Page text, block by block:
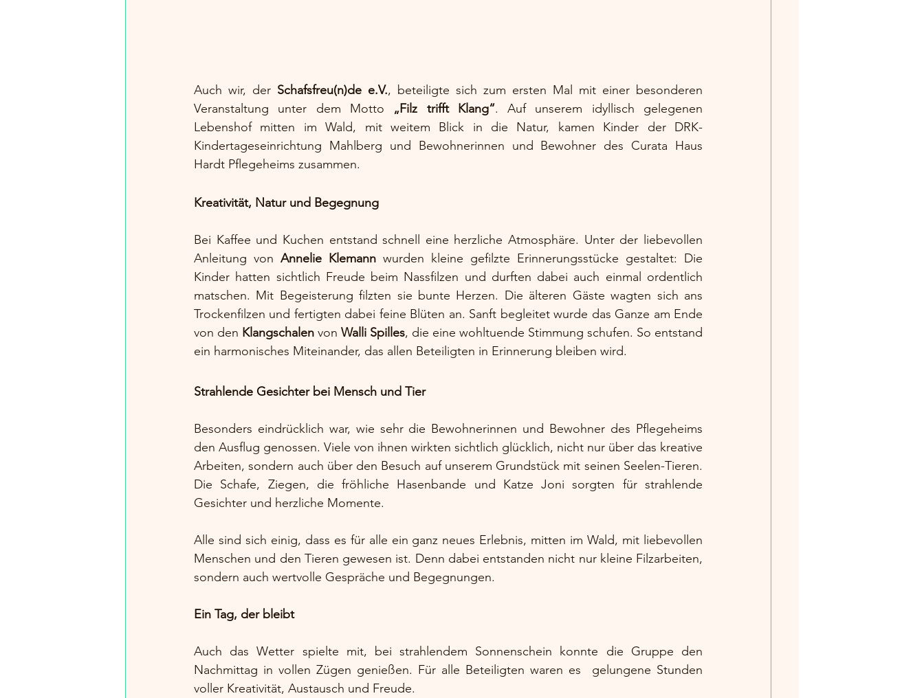
Auch wir, der Schafsfreu(n)de e.V., beteiligte sich zum ersten Mal mit einer besonderen
Veranstaltung unter dem Motto „Filz trifft Klang“. Auf unserem idyllisch gelegenen
Lebenshof mitten im Wald, mit weitem Blick in die Natur, kamen Kinder der DRK-
Kindertageseinrichtung Mahlberg und Bewohnerinnen und Bewohner des Curata Haus
Hardt Pflegeheims zusammen.
Kreativität, Natur und Begegnung
Bei Kaffee und Kuchen entstand schnell eine herzliche Atmosphäre. Unter der liebevollen
Anleitung von Annelie Klemann wurden kleine gefilzte Erinnerungsstücke gestaltet: Die
Kinder hatten sichtlich Freude beim Nassfilzen und durften dabei auch einmal ordentlich
matschen. Mit Begeisterung filzten sie bunte Herzen. Die älteren Gäste wagten sich ans
Trockenfilzen und fertigten dabei feine Blüten an. Sanft begleitet wurde das Ganze am Ende
von den Klangschalen von Walli Spilles, die eine wohltuende Stimmung schufen. So entstand
ein harmonisches Miteinander, das allen Beteiligten in Erinnerung bleiben wird.
Strahlende Gesichter bei Mensch und Tier
Besonders eindrücklich war, wie sehr die Bewohnerinnen und Bewohner des Pflegeheims
den Ausflug genossen. Viele von ihnen wirkten sichtlich glücklich, nicht nur über das kreative
Arbeiten, sondern auch über den Besuch auf unserem Grundstück mit seinen Seelen-Tieren.
Die Schafe, Ziegen, die fröhliche Hasenbande und Katze Joni sorgten für strahlende
Gesichter und herzliche Momente.
Alle sind sich einig, dass es für alle ein ganz neues Erlebnis, mitten im Wald, mit liebevollen
Menschen und den Tieren gewesen ist. Denn dabei entstanden nicht nur kleine Filzarbeiten,
sondern auch wertvolle Gespräche und Begegnungen.
Ein Tag, der bleibt
Auch das Wetter spielte mit, bei strahlendem Sonnenschein konnte die Gruppe den
Nachmittag in vollen Zügen genießen. Für alle Beteiligten waren es  gelungene Stunden
voller Kreativität, Austausch und Freude.